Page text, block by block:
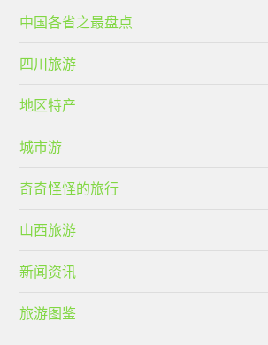
中国各省之最盘点
四川旅游
地区特产
城市游
奇奇怪怪的旅行
山西旅游
新闻资讯
旅游图鉴